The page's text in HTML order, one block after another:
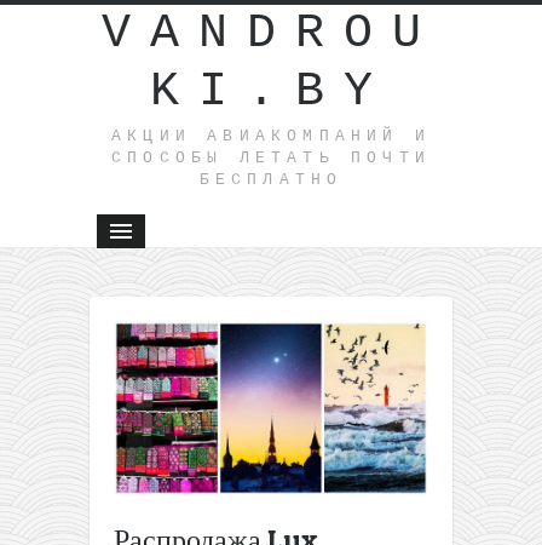
VANDROU
KI.BY
АКЦИИ АВИАКОМПАНИЙ И
СПОСОБЫ ЛЕТАТЬ ПОЧТИ
БЕСПЛАТНО
лоукоста
AirAsia:
полеты
Азии
от 3$
Распродажа